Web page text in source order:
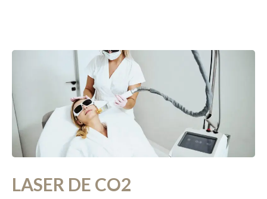
LASER DE CO2